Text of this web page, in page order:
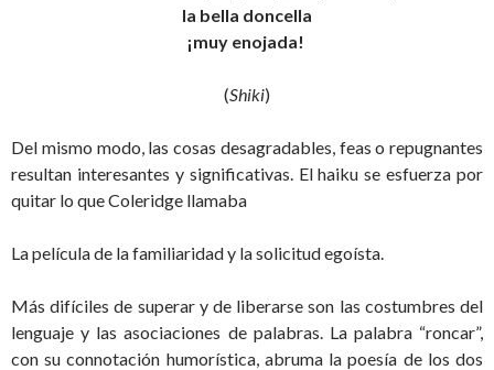
la bella doncella
¡muy enojada!
(Shiki)
Del mismo modo, las cosas desagradables, feas o repugnantes
resultan interesantes y significativas. El haiku se esfuerza por
quitar lo que Coleridge llamaba
La película de la familiaridad y la solicitud egoísta.
Más difíciles de superar y de liberarse son las costumbres del
lenguaje y las asociaciones de palabras. La palabra “roncar”,
con su connotación humorística, abruma la poesía de los dos